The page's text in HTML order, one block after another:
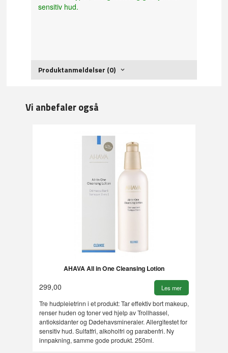
sensitiv hud.
Produktanmeldelser (0)
Vi anbefaler også
AHAVA All in One Cleansing Lotion
299,00 Les mer
Tre hudpleietrinn i et produkt: Tar effektiv bort makeup,
renser huden og toner ved hjelp av Trollhassel,
antioksidanter og Dødehavsmineraler. Allergitestet for
sensitiv hud. Sulfatfri, alkoholfri og parabenfri. Ny
innpakning, samme gode produkt. 250ml.